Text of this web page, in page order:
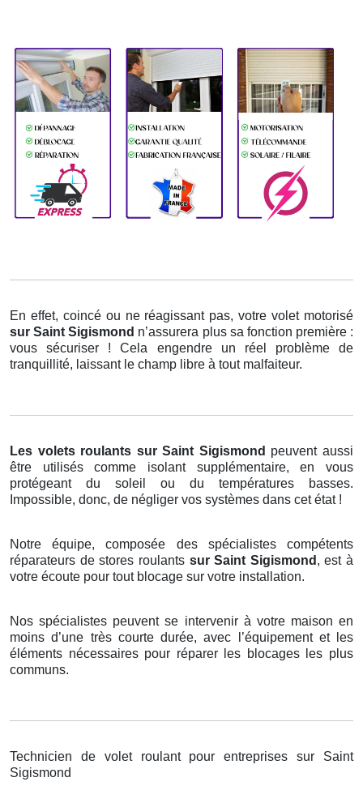
En effet, coincé ou ne réagissant pas, votre volet motorisé
sur Saint Sigismond n’assurera plus sa fonction première :
vous sécuriser ! Cela engendre un réel problème de
tranquillité, laissant le champ libre à tout malfaiteur.
Les volets roulants sur Saint Sigismond peuvent aussi
être utilisés comme isolant supplémentaire, en vous
protégeant du soleil ou du températures basses.
Impossible, donc, de négliger vos systèmes dans cet état !
Notre équipe, composée des spécialistes compétents
réparateurs de stores roulants sur Saint Sigismond , est à
votre écoute pour tout blocage sur votre installation.
Nos spécialistes peuvent se intervenir à votre maison en
moins d’une très courte durée, avec l’équipement et les
éléments nécessaires pour réparer les blocages les plus
communs.
Technicien de volet roulant pour entreprises sur Saint
Sigismond